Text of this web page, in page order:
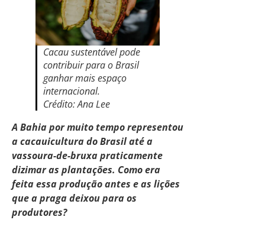
Cacau sustentável pode
contribuir para o Brasil
ganhar mais espaço
internacional.
Crédito: Ana Lee
A Bahia por muito tempo representou
a cacauicultura do Brasil até a
vassoura-de-bruxa praticamente
dizimar as plantações. Como era
feita essa produção antes e as lições
que a praga deixou para os
produtores?